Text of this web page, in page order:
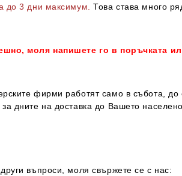
до 3 дни максимум.
Това става много
моля напишете го в поръчката
фирми работят само в събота,
за дните на доставка до Вашето
въпроси, моля свържете се с нас: